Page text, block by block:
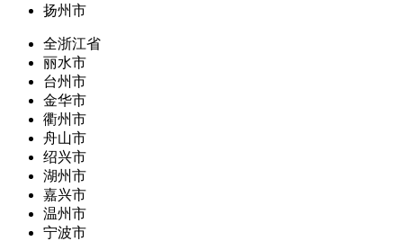
扬州市
全浙江省
丽水市
台州市
金华市
衢州市
舟山市
绍兴市
湖州市
嘉兴市
温州市
宁波市